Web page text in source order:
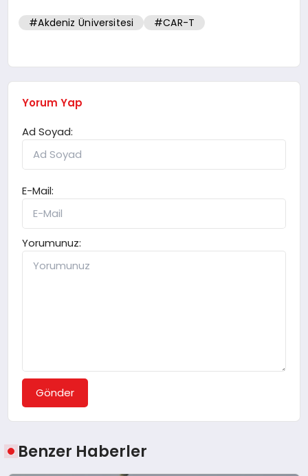
#Akdeniz Üniversitesi #CAR-T
Yorum Yap
Ad Soyad:
E-Mail:
Yorumunuz:
Gönder
Benzer Haberler